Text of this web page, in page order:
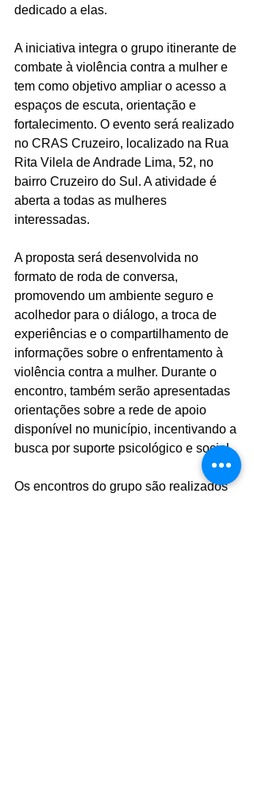
dedicado a elas.
A iniciativa integra o grupo itinerante de
combate à violência contra a mulher e
tem como objetivo ampliar o acesso a
espaços de escuta, orientação e
fortalecimento. O evento será realizado
no CRAS Cruzeiro, localizado na Rua
Rita Vilela de Andrade Lima, 52, no
bairro Cruzeiro do Sul. A atividade é
aberta a todas as mulheres
interessadas.
A proposta será desenvolvida no
formato de roda de conversa,
promovendo um ambiente seguro e
acolhedor para o diálogo, a troca de
experiências e o compartilhamento de
informações sobre o enfrentamento à
violência contra a mulher. Durante o
encontro, também serão apresentadas
orientações sobre a rede de apoio
disponível no município, incentivando a
busca por suporte psicológico e social.
Os encontros do grupo são realizados